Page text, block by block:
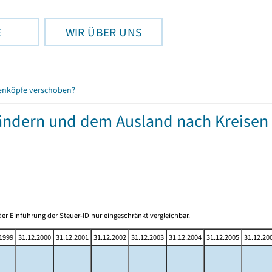
WIR ÜBER UNS
verschoben?
und dem Ausland nach Kreisen
Einführung der Steuer-ID nur eingeschränkt vergleichbar.
31.12.2000 31.12.2001 31.12.2002 31.12.2003 31.12.2004 31.12.2005